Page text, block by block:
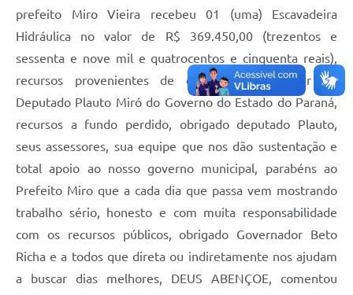
prefeito Miro Vieira recebeu 01 (uma) Escavadeira
Hidráulica no valor de R$ 369.450,00 (trezentos e
sessenta e nove mil e quatrocentos e cinquenta reais),
recursos provenientes de emenda parlamentar do
Deputado Plauto Miró do Governo do Estado do Paraná,
recursos a fundo perdido, obrigado deputado Plauto,
seus assessores, sua equipe que nos dão sustentação e
total apoio ao nosso governo municipal, parabéns ao
Prefeito Miro que a cada dia que passa vem mostrando
trabalho sério, honesto e com muita responsabilidade
com os recursos públicos, obrigado Governador Beto
Richa e a todos que direta ou indiretamente nos ajudam
a buscar dias melhores, DEUS ABENÇOE, comentou